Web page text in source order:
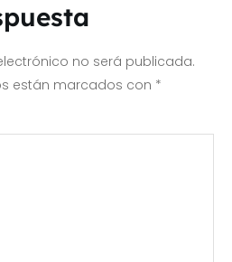
no será publicada.
están marcados con *